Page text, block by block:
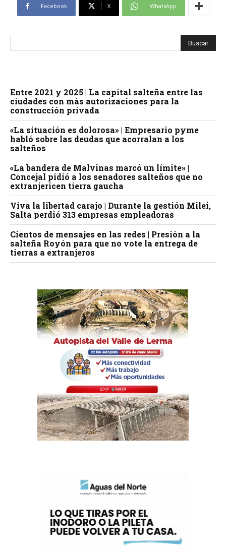
Facebook X WhatsApp
Entre 2021 y 2025 | La capital salteña entre las
ciudades con más autorizaciones para la
construcción privada
«La situación es dolorosa» | Empresario pyme
habló sobre las deudas que acorralan a los
salteños
«La bandera de Malvinas marcó un límite» |
Concejal pidió a los senadores salteños que no
extranjericen tierra gaucha
Viva la libertad carajo | Durante la gestión Milei,
Salta perdió 313 empresas empleadoras
Cientos de mensajes en las redes | Presión a la
salteña Royón para que no vote la entrega de
tierras a extranjeros